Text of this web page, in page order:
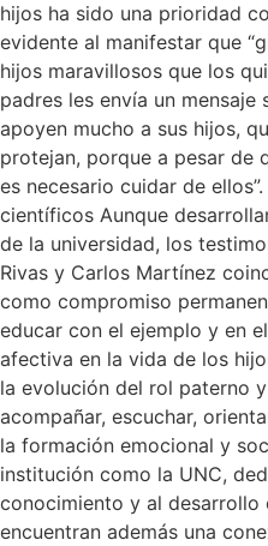
hijos ha sido una prioridad
evidente al manifestar que
hijos maravillosos que los
padres les envía un mensaje
apoyen mucho a sus hijos,
protejan, porque a pesar de
es necesario cuidar de
científicos Aunque
de la universidad, los
Rivas y Carlos Martínez
como compromiso
educar con el ejemplo y en
afectiva en la vida de los
la evolución del rol paterno
acompañar, escuchar,
la formación emocional y
institución como la UNC,
conocimiento y al
encuentran además una